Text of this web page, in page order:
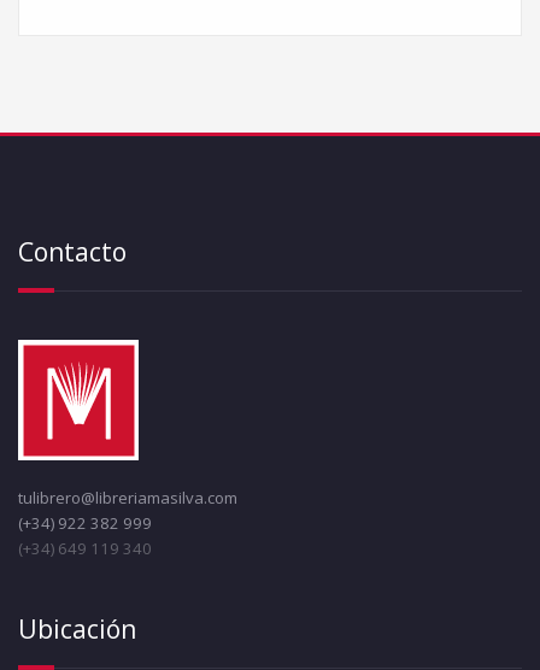
Contacto
tulibrero@libreriamasilva.com
(+34) 922 382 999
(+34) 649 119 340
Ubicación